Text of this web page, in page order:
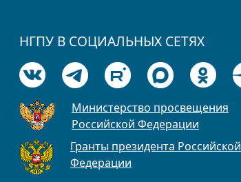
НГПУ В СОЦИАЛЬНЫХ СЕТЯХ
Министерство просвещения
Российской Федерации
Гранты президента Российской
Федерации